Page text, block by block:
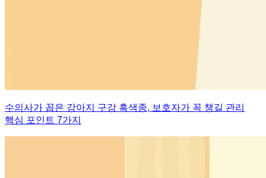
수의사가 꼽은 강아지 구강 흑색종, 보호자가 꼭 챙길 관리
핵심 포인트 7가지